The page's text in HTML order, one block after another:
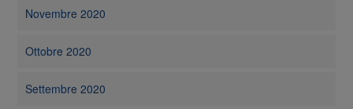
Novembre 2020
Ottobre 2020
Settembre 2020